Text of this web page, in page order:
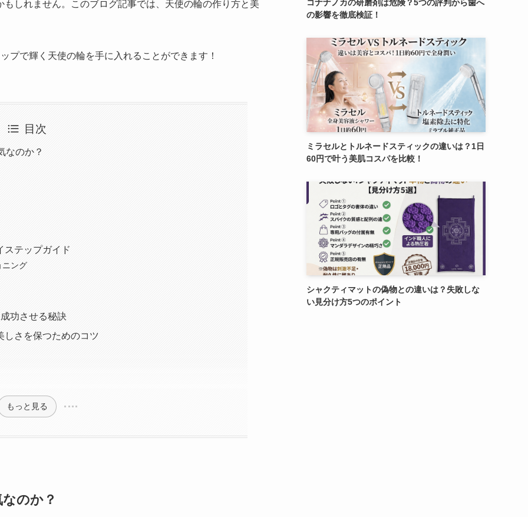
しれません。このブログ記事では、天使の輪の作り方と美
プで輝く天使の輪を手に入れることができます！
目次
なのか？
ステップガイド
ニング
功させる秘訣
しさを保つためのコツ
もっと見る
のか？
コナナノカの研磨剤は危険？5つの評判から歯へ
の影響を徹底検証！
ミラセルとトルネードスティックの違いは？1日
60円で叶う美肌コスパを比較！
シャクティマットの偽物との違いは？失敗しな
い見分け方5つのポイント